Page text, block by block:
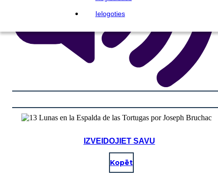
Ielogoties
IZVEIDOJIET SAVU
Kopēt